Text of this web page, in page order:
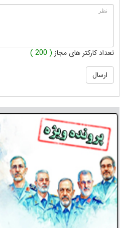
تعداد کارکتر های مجاز ( 200 )